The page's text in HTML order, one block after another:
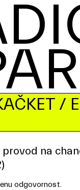
/
na
odgovornost.